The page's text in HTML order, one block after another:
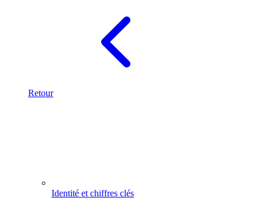
Retour
Identité et chiffres clés